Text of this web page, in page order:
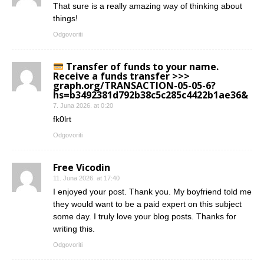
That sure is a really amazing way of thinking about
things!
Odgovoriti
Transfer of funds to your name.
Receive a funds transfer >>>
graph.org/TRANSACTION-05-05-6?
hs=b3492381d792b38c5c285c4422b1ae36&
7. Juna 2026. at 0:20
fk0lrt
Odgovoriti
Free Vicodin
11. Juna 2026. at 17:40
I enjoyed your post. Thank you. My boyfriend told me
they would want to be a paid expert on this subject
some day. I truly love your blog posts. Thanks for
writing this.
Odgovoriti